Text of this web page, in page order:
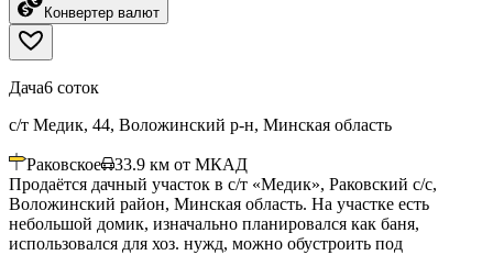
Конвертер валют
Дача6 соток
с/т Медик, 44, Воложинский р-н, Минская область
Раковское 33.9 км от МКАД
Продаётся дачный участок в с/т «Медик», Раковский с/с,
Воложинский район, Минская область. На участке есть
небольшой домик, изначально планировался как баня,
использовался для хоз. нужд, можно обустроить под